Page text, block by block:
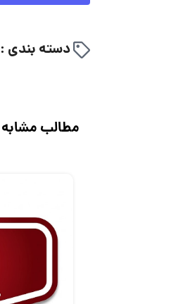
دسته بندی :
مطالب مشابه